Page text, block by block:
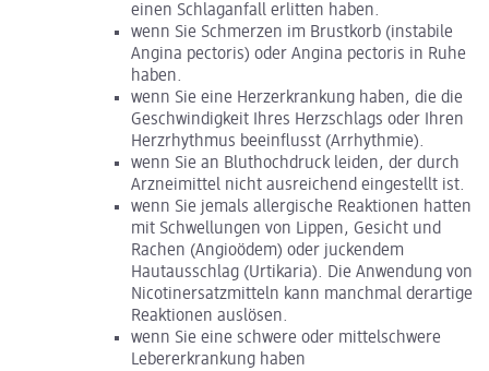
einen Schlaganfall erlitten haben.
wenn Sie Schmerzen im Brustkorb (instabile
Angina pectoris) oder Angina pectoris in Ruhe
haben.
wenn Sie eine Herzerkrankung haben, die die
Geschwindigkeit Ihres Herzschlags oder Ihren
Herzrhythmus beeinflusst (Arrhythmie).
wenn Sie an Bluthochdruck leiden, der durch
Arzneimittel nicht ausreichend eingestellt ist.
wenn Sie jemals allergische Reaktionen hatten
mit Schwellungen von Lippen, Gesicht und
Rachen (Angioödem) oder juckendem
Hautausschlag (Urtikaria). Die Anwendung von
Nicotinersatzmitteln kann manchmal derartige
Reaktionen auslösen.
wenn Sie eine schwere oder mittelschwere
Lebererkrankung haben